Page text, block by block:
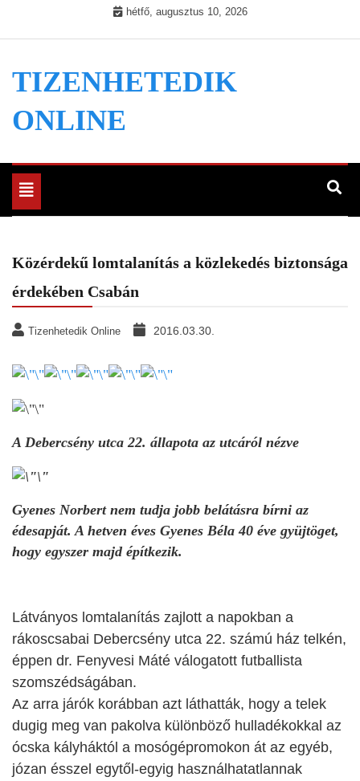
hétfő, augusztus 10, 2026
TIZENHETEDIK
ONLINE
Toggle
navigation
Közérdekű lomtalanítás a közlekedés biztonsága
érdekében Csabán
Tizenhetedik Online 2016.03.30.
A Debercsény utca 22. állapota az utcáról nézve
Gyenes Norbert nem tudja jobb belátásra bírni az
édesapját. A hetven éves Gyenes Béla 40 éve gyüjtöget,
hogy egyszer majd építkezik.
Látványos lomtalanítás zajlott a napokban a
rákoscsabai Debercsény utca 22. számú ház telkén,
éppen dr. Fenyvesi Máté válogatott futballista
szomszédságában.
Az arra járók korábban azt láthatták, hogy a telek
dugig meg van pakolva különböző hulladékokkal az
ócska kályháktól a mosógépromokon át az egyéb,
józan ésszel egytől-egyig használhatatlannak